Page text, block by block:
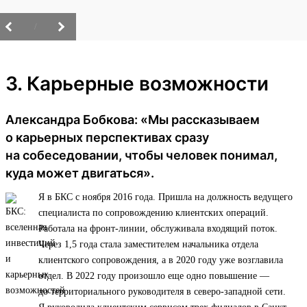
3. Карьерные возможности
Александра Бобкова: «Мы рассказываем
о карьерных перспективах сразу
на собеседовании, чтобы человек понимал,
куда может двигаться».
Я в БКС с ноября 2016 года. Пришла на должность ведущего
специалиста по сопровождению клиентских операций.
Работала на фронт-линии, обслуживала входящий поток.
Через 1,5 года стала заместителем начальника отдела
клиентского сопровождения, а в 2020 году уже возглавила
отдел. В 2022 году произошло еще одно повышение —
до территориального руководителя в северо-западной сети.